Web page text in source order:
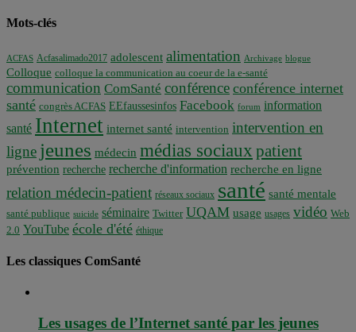
Mots-clés
ACFAS Acfasalimado2017 adolescent alimentation Archivage blogue
Colloque colloque la communication au coeur de la e-santé
communication ComSanté conférence conférence internet
santé congrès ACFAS EEfaussesinfos Facebook forum information
santé Internet internet santé intervention intervention en
ligne jeunes médecin médias sociaux patient
prévention recherche recherche d'information recherche en ligne
relation médecin-patient réseaux sociaux santé santé mentale
santé publique suicide séminaire Twitter UQAM usage usages vidéo Web
2.0 YouTube école d'été éthique
Les classiques ComSanté
Les usages de l’Internet santé par les jeunes